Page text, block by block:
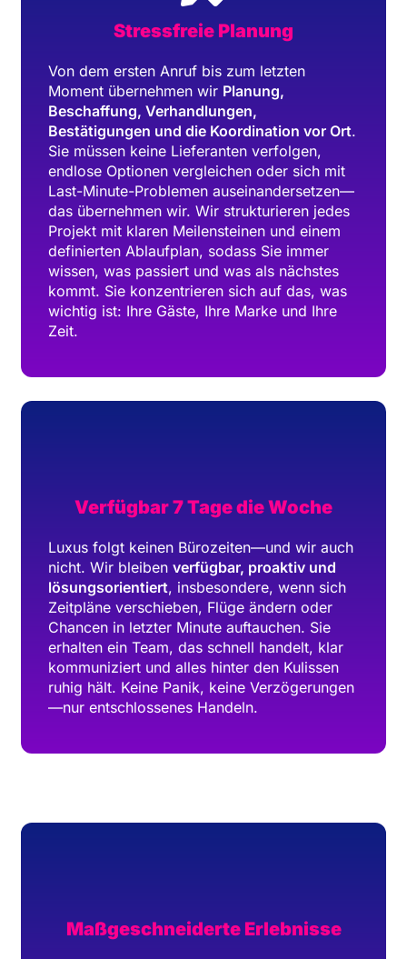
Stressfreie Planung
Von dem ersten Anruf bis zum letzten
Moment übernehmen wir Planung,
Beschaffung, Verhandlungen,
Bestätigungen und die Koordination vor Ort.
Sie müssen keine Lieferanten verfolgen,
endlose Optionen vergleichen oder sich mit
Last-Minute-Problemen auseinandersetzen—
das übernehmen wir. Wir strukturieren jedes
Projekt mit klaren Meilensteinen und einem
definierten Ablaufplan, sodass Sie immer
wissen, was passiert und was als nächstes
kommt. Sie konzentrieren sich auf das, was
wichtig ist: Ihre Gäste, Ihre Marke und Ihre
Zeit.
Verfügbar 7 Tage die Woche
Luxus folgt keinen Bürozeiten—und wir auch
nicht. Wir bleiben verfügbar, proaktiv und
lösungsorientiert, insbesondere, wenn sich
Zeitpläne verschieben, Flüge ändern oder
Chancen in letzter Minute auftauchen. Sie
erhalten ein Team, das schnell handelt, klar
kommuniziert und alles hinter den Kulissen
ruhig hält. Keine Panik, keine Verzögerungen
—nur entschlossenes Handeln.
Maßgeschneiderte Erlebnisse